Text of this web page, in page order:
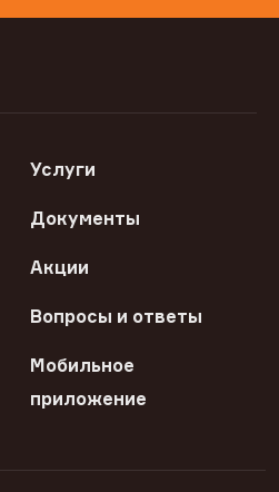
Услуги
Документы
Акции
Вопросы и ответы
Мобильное
приложение